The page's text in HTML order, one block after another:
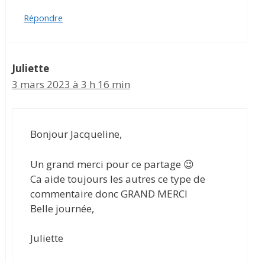
Répondre
Juliette
3 mars 2023 à 3 h 16 min
Bonjour Jacqueline,
Un grand merci pour ce partage 😉
Ca aide toujours les autres ce type de
commentaire donc GRAND MERCI
Belle journée,
Juliette